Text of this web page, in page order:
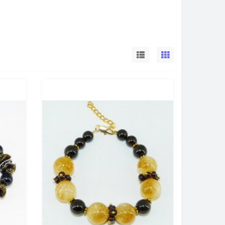
приносит радость, оберегает от сглаза,
нейроэндокринные заболевания, а так же раны,
и радостное настроение. Дают сильную
мысли, вселяет надежду в счастливое
Это камень любви, гнева, пламени и страсти.
отгоняет печаль и приносит радость своему
В ней писалось: "Бечета сердце обвеселит